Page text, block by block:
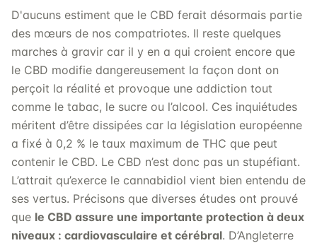
D'aucuns estiment que le CBD ferait désormais partie
des mœurs de nos compatriotes. Il reste quelques
marches à gravir car il y en a qui croient encore que
le CBD modifie dangereusement la façon dont on
perçoit la réalité et provoque une addiction tout
comme le tabac, le sucre ou l’alcool. Ces inquiétudes
méritent d’être dissipées car la législation européenne
a fixé à 0,2 % le taux maximum de THC que peut
contenir le CBD. Le CBD n’est donc pas un stupéfiant.
L’attrait qu’exerce le cannabidiol vient bien entendu de
ses vertus. Précisons que diverses études ont prouvé
que le CBD assure une importante protection à deux
niveaux : cardiovasculaire et cérébral. D’Angleterre